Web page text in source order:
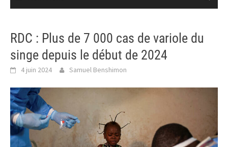
RDC : Plus de 7 000 cas de variole du
singe depuis le début de 2024
4 juin 2024 Samuel Benshimon